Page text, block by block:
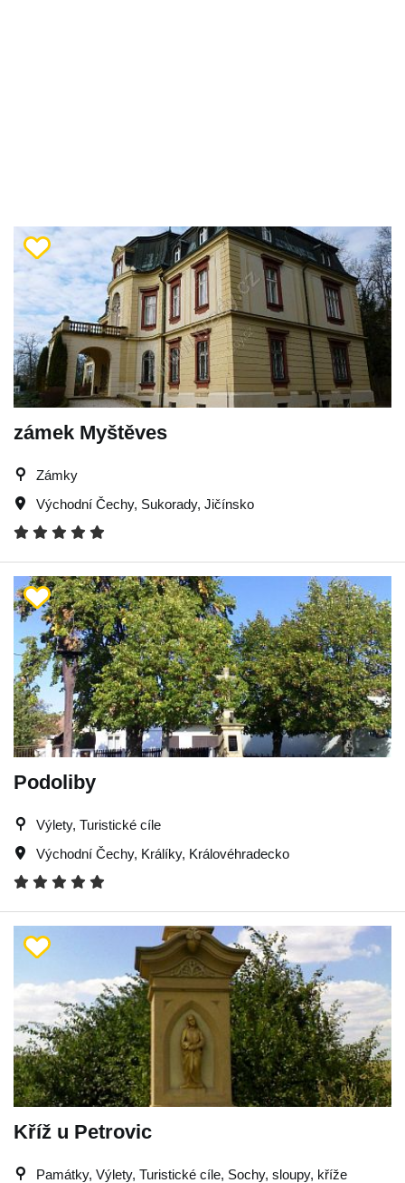
zámek Myštěves
Zámky
Východní Čechy, Sukorady, Jičínsko
Podoliby
Výlety, Turistické cíle
Východní Čechy, Králíky, Královéhradecko
Kříž u Petrovic
Památky, Výlety, Turistické cíle, Sochy, sloupy, kříže